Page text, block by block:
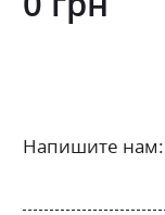
Напишите нам: